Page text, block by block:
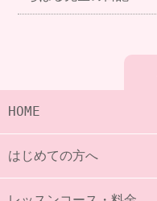
HOME
はじめての方へ